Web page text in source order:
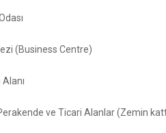
(Business Centre)
ve Ticari Alanlar (Zemin